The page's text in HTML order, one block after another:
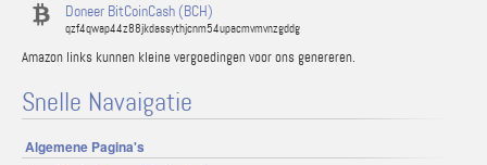
Doneer BitCoinCash (BCH)
qzf4qwap44z88jkdassythjcnm54upacmvmvnzgddg
Amazon links kunnen kleine vergoedingen voor ons genereren.
Snelle Navaigatie
Algemene Pagina's